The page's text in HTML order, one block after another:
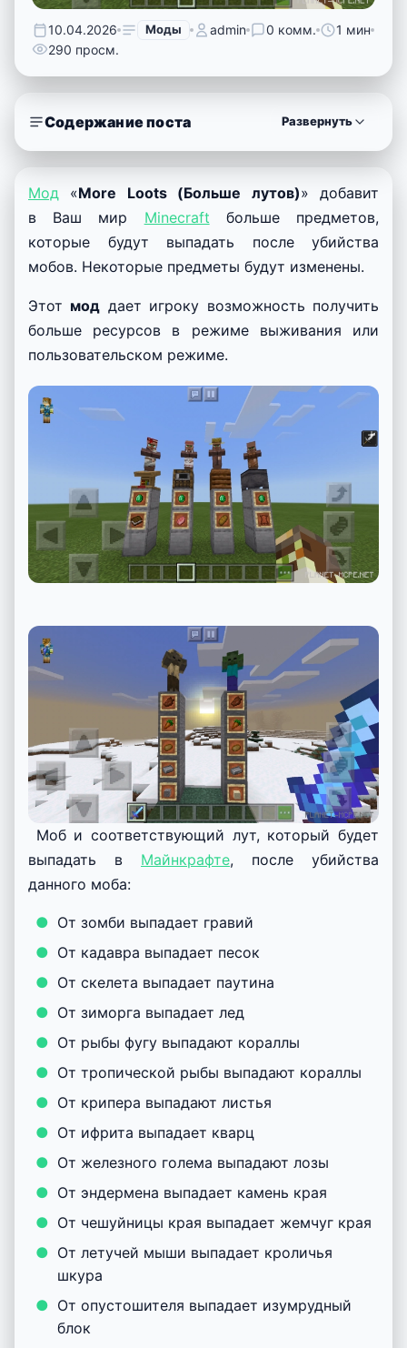
10.04.2026 Моды admin 0 комм.
1 мин
290 просм.
Содержание поста Развернуть
Мод «More Loots (Больше лутов)» добавит
в Ваш мир Minecraft больше предметов,
которые будут выпадать после убийства
мобов. Некоторые предметы будут изменены.
Этот мод дает игроку возможность получить
больше ресурсов в режиме выживания или
пользовательском режиме.
Моб и соответствующий лут, который будет
выпадать в Майнкрафте, после убийства
данного моба:
От зомби выпадает гравий
От кадавра выпадает песок
От скелета выпадает паутина
От зиморга выпадает лед
От рыбы фугу выпадают кораллы
От тропической рыбы выпадают кораллы
От крипера выпадают листья
От ифрита выпадает кварц
От железного голема выпадают лозы
От эндермена выпадает камень края
От чешуйницы края выпадает жемчуг края
От летучей мыши выпадает кроличья
шкура
От опустошителя выпадает изумрудный
блок